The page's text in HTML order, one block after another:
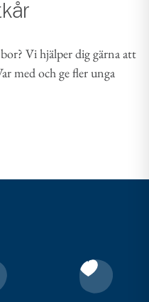
Vi hjälper dig gärna att
med och ge fler unga